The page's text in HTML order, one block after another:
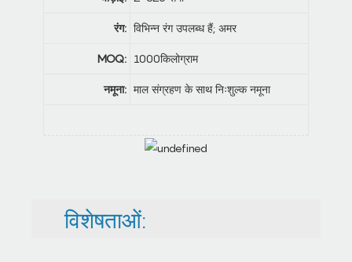
रंग: विभिन्न रंग उपलब्ध हैं; अमर
MOQ: 1000किलोग्राम
नमूना: माल संग्रहण के साथ निःशुल्क नमूना
विशेषताओं: